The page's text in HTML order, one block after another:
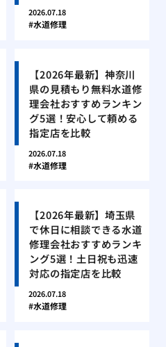
2026.07.18
水道修理
【2026年最新】神奈川
県の見積もり無料水道修
理会社おすすめランキン
グ5選！安心して頼める
指定店を比較
2026.07.18
水道修理
【2026年最新】埼玉県
で休日に相談できる水道
修理会社おすすめランキ
ング5選！土日祝も迅速
対応の指定店を比較
2026.07.18
水道修理